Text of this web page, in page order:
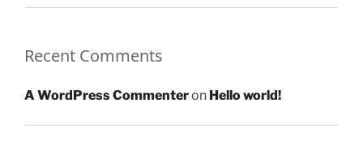
Recent Comments
A WordPress Commenteron Hello world!